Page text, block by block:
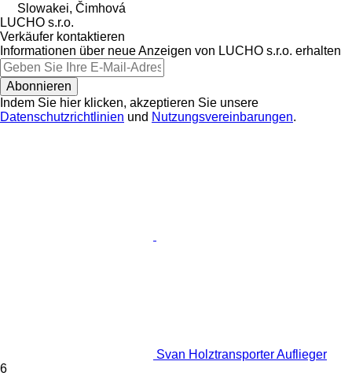
Slowakei, Čimhová
LUCHO s.r.o.
Verkäufer kontaktieren
Informationen über neue Anzeigen von LUCHO s.r.o. erhalten
Abonnieren
Indem Sie hier klicken, akzeptieren Sie unsere
Datenschutzrichtlinien und Nutzungsvereinbarungen.
Svan Holztransporter Auflieger
6